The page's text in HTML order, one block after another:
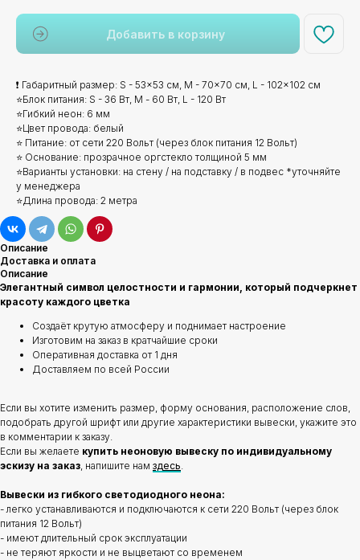
Добавить в корзину
❗ Габаритный размер: S - 53x53 см, M - 70x70 см, L - 102x102 см
⭐Блок питания: S - 36 Вт, М - 60 Вт, L - 120 Вт
⭐Гибкий неон: 6 мм
⭐Цвет провода: белый
⭐ Питание: от сети 220 Вольт (через блок питания 12 Вольт)
⭐ Основание: прозрачное оргстекло толщиной 5 мм
⭐Варианты установки: на стену / на подставку / в подвес *уточняйте
у менеджера
⭐Длина провода: 2 метра
Описание
Доставка и оплата
Описание
Элегантный символ целостности и гармонии, который подчеркнет
красоту каждого цветка
Создаёт крутую атмосферу и поднимает настроение
Изготовим на заказ в кратчайшие сроки
Оперативная доставка от 1 дня
Доставляем по всей России
Если вы хотите изменить размер, форму основания, расположение слов,
подобрать другой шрифт или другие характеристики вывески, укажите это
в комментарии к заказу.
Если вы желаете купить неоновую вывеску по индивидуальному
эскизу на заказ, напишите нам здесь.
Вывески из гибкого светодиодного неона:
- легко устанавливаются и подключаются к сети 220 Вольт (через блок
питания 12 Вольт)
- имеют длительный срок эксплуатации
- не теряют яркости и не выцветают со временем